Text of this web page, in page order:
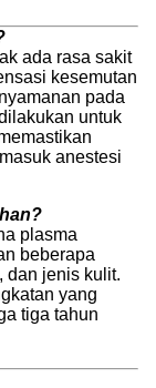
ada rasa sakit
kesemutan
pada
untuk
anestesi
plasma
beberapa
dan jenis kulit.
yang
tiga tahun